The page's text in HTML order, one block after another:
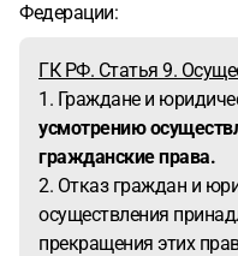
Федерации:
ГК РФ. Статья 9.
1. Граждане и
усмотрению
гражданские права.
2. Отказ граждан и
осуществления
прекращения этих